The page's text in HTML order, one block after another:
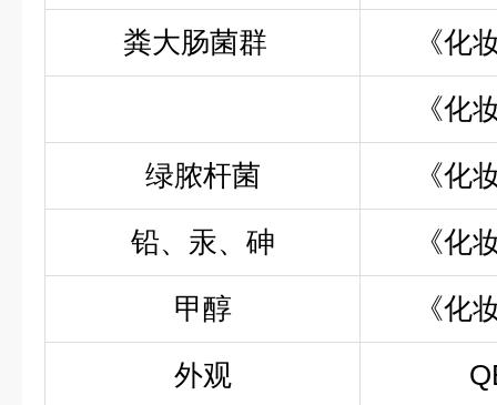
粪大肠菌群
《化
《化
绿脓杆菌
《化
铅、汞、砷
《化
甲醇
《化
外观